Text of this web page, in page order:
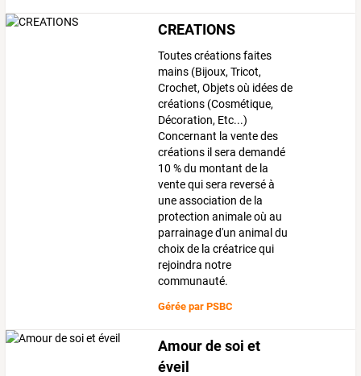
CREATIONS
Toutes créations faites
mains (Bijoux, Tricot,
Crochet, Objets où idées de
créations (Cosmétique,
Décoration, Etc...)
Concernant la vente des
créations il sera demandé
10 % du montant de la
vente qui sera reversé à
une association de la
protection animale où au
parrainage d'un animal du
choix de la créatrice qui
rejoindra notre
communauté.
Gérée parPSBC
Amour de soi et
éveil